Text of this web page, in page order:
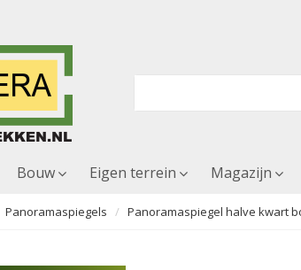
Bouw Eigen terrein Magazijn
Panoramaspiegels Panoramaspiegel halve kwart